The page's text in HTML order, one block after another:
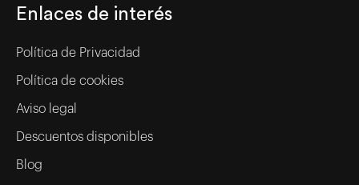
Enlaces de interés
Política de Privacidad
Política de cookies
Aviso legal
Descuentos disponibles
Blog